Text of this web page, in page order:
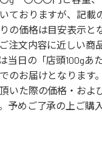
ておりますが、記載
の価格は目安表示と
注文内容に近しい商
当日の「店頭100gあ
のお届けとなります
いた際の価格・およ
予めご了承の上ご購